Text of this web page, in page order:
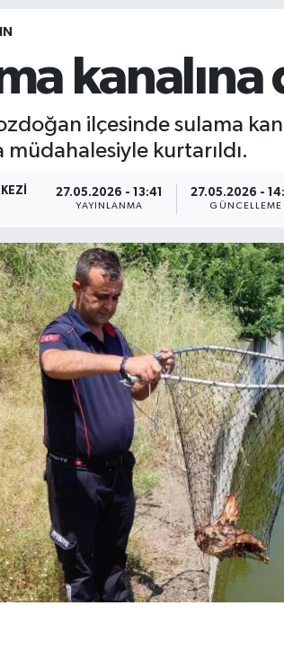
ilçesinde sulama
müdahalesiyle kurtarıldı.
27.05.2026 - 13:41
YAYINLANMA
27.05.2026 -
GÜNCELLEME